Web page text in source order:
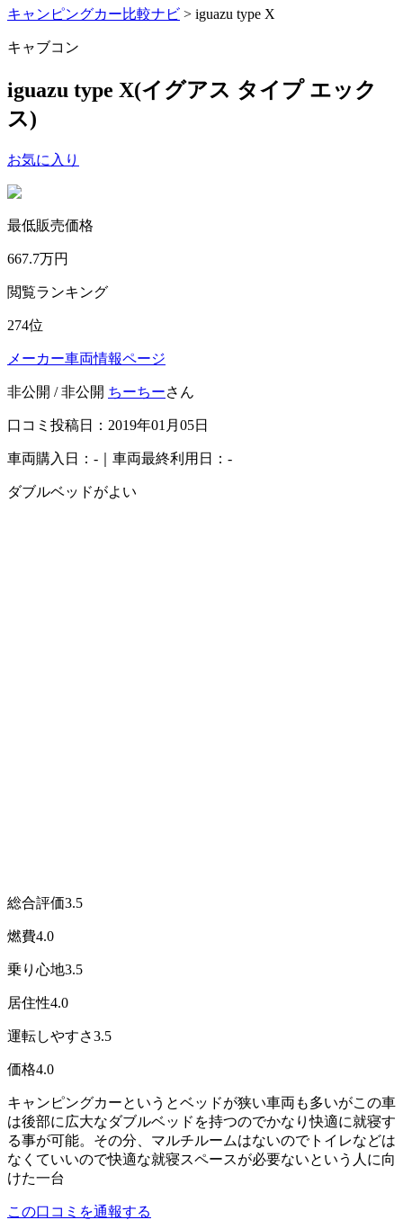
キャンピングカー比較ナビ > iguazu type X
キャブコン
iguazu type X(イグアス タイプ エック
ス)
お気に入り
最低販売価格
667.7万円
閲覧ランキング
274位
メーカー車両情報ページ
非公開 / 非公開 ちーちーさん
口コミ投稿日：2019年01月05日
車両購入日：-｜車両最終利用日：-
ダブルベッドがよい
総合評価3.5
燃費4.0
乗り心地3.5
居住性4.0
運転しやすさ3.5
価格4.0
キャンピングカーというとベッドが狭い車両も多いがこの車
は後部に広大なダブルベッドを持つのでかなり快適に就寝す
る事が可能。その分、マルチルームはないのでトイレなどは
なくていいので快適な就寝スペースが必要ないという人に向
けた一台
この口コミを通報する